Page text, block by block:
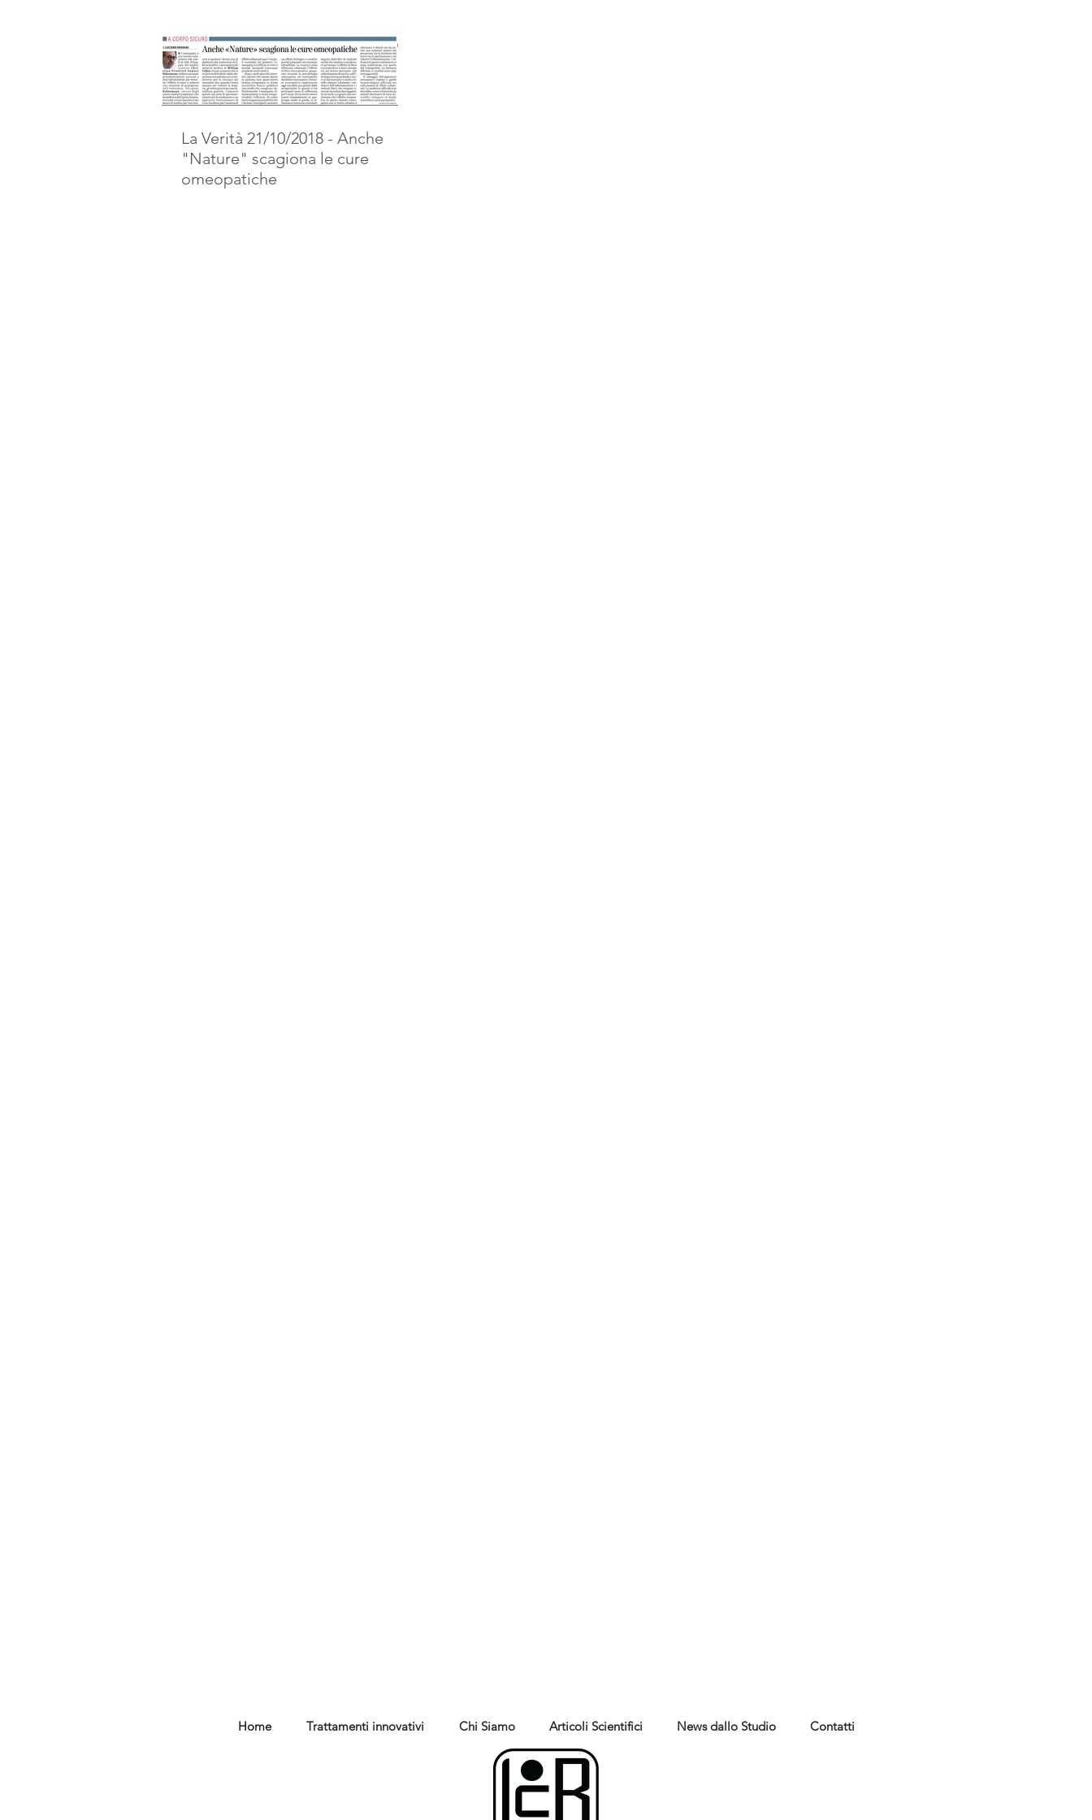
La Verità 21/10/2018 - Anche
"Nature" scagiona le cure
omeopatiche
Home Trattamenti innovativi Chi Siamo Articoli Scientifici News dallo Studio Contatti